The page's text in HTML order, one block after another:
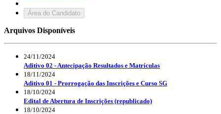
Área do Candidato
Arquivos Disponíveis
24/11/2024
Aditivo 02 - Antecipação Resultados e Matrículas
18/11/2024
Aditivo 01 - Prorrogação das Inscrições e Curso SG
18/10/2024
Edital de Abertura de Inscrições (republicado)
18/10/2024